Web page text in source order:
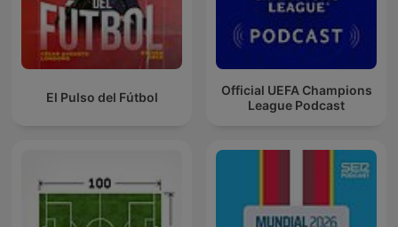
El Pulso del Fútbol
Official UEFA Champions
League Podcast